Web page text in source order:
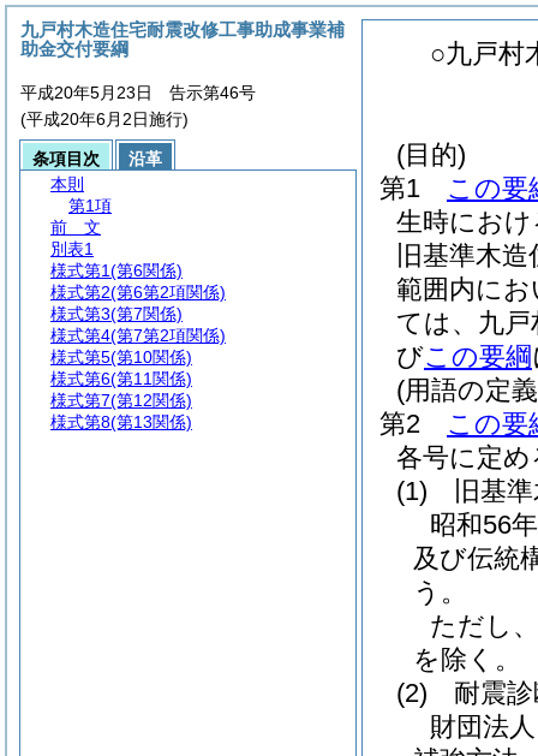
○九戸村
(目的)
第1 この要
生時にお
旧基準木
範囲内に
ては、九
びこの要綱
(用語の定
第2 この要
各号に定
(1) 旧基準
昭和56
及び伝統
う。
ただし
を除く。
(2) 耐震診
財団法
九戸村木造住宅耐震改修工事助成事業補
助金交付要綱
平成20年5月23日 告示第46号
(平成20年6月2日施行)
条項目次
沿革
本則
第1項
前 文
別表1
様式第1(第6関係)
様式第2(第6第2項関係)
様式第3(第7関係)
様式第4(第7第2項関係)
様式第5(第10関係)
様式第6(第11関係)
様式第7(第12関係)
様式第8(第13関係)